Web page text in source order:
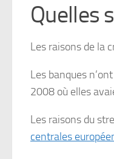
Quelles
Les raisons de la
Les banques
2008 où elles
Les raisons du
centrales